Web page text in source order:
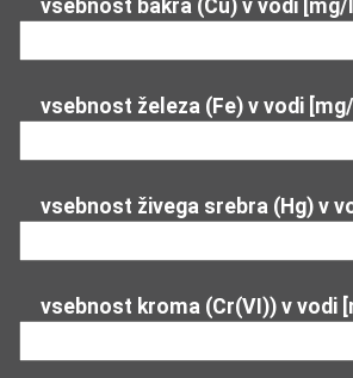
vsebnost bakra (Cu) v vodi [mg/
vsebnost železa (Fe) v vodi
vsebnost živega srebra (Hg) v
vsebnost kroma (Cr(VI)) v vodi